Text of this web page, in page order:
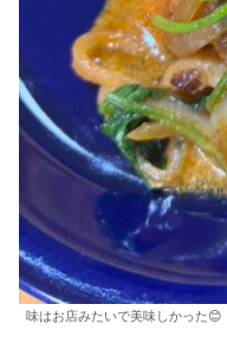
味はお店みたいで美味しかった😊